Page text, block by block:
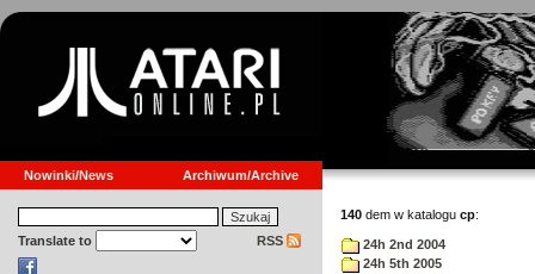
Nowinki/News Archiwum/Archive
Translate to RSS
140 dem w katalogu cp:
24h 2nd 2004
24h 5th 2005